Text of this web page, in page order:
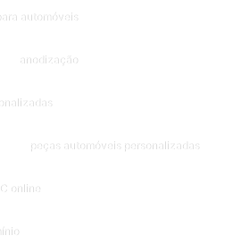
automóveis
anodização
peças automóveis personalizadas
online